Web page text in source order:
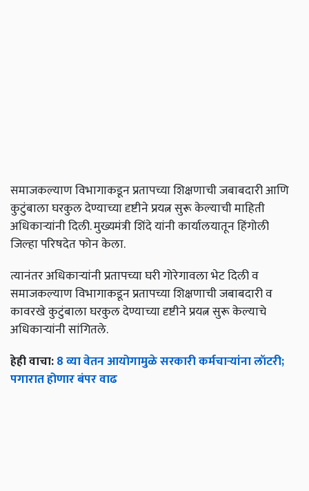
समाजकल्याण विभागाकडून प्रतापच्या शिक्षणाची जबाबदारी आणि
कुटुंबाला घरकुल देण्याच्या दृष्टीने प्रयत्न सुरू केल्याची माहिती
अधिकाऱ्यांनी दिली. मुख्यमंत्री शिंदे यांनी कार्यालयातून हिंगोली
जिल्हा परिषदेत फोन केला.
त्यानंतर अधिकाऱ्यांनी प्रतापच्या घरी गोरेगावला भेट दिली व
समाजकल्याण विभागाकडून प्रतापच्या शिक्षणाची जबाबदारी व
कावरखे कुटुंबाला घरकुल देण्याच्या दृष्टीने प्रयत्न सुरू केल्याचे
अधिकाऱ्यांनी सांगितले.
हेही वाचा:8 व्या वेतन आयोगामुळे सरकारी कर्मचाऱ्यांना लॉटरी;
पगारात होणार बंपर वाढ